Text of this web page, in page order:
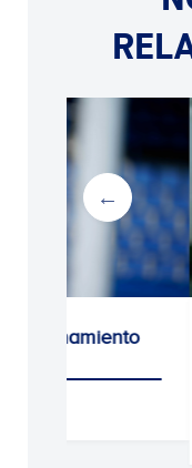
Pablo
al Racing de